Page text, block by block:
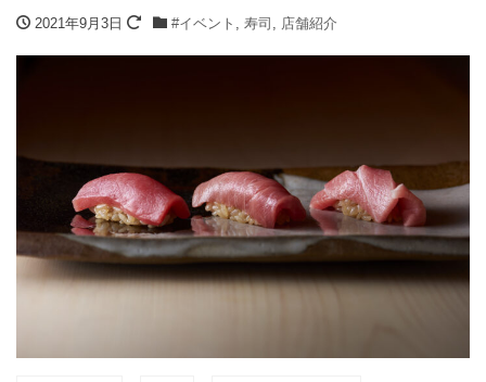
2021年9月3日 #イベント , 寿司 , 店舗紹介